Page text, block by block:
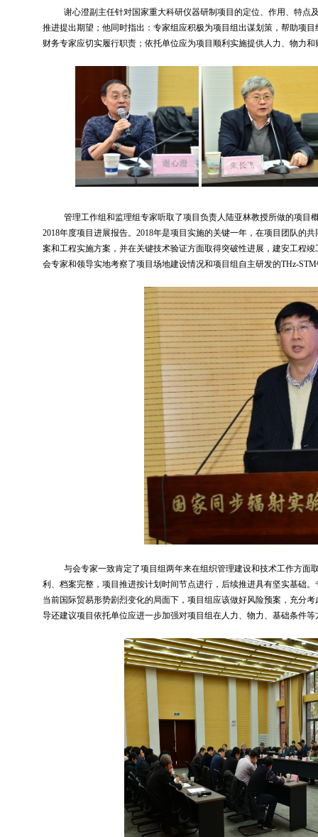
谢心澄副主任针对国家重大科研仪器研制项目的定位、作用、特点
推进提出期望；他同时指出：专家组应积极为项目组出谋划策，帮助项
财务专家应切实履行职责；依托单位应为项目顺利实施提供人力、物力和
管理工作组和监理组专家听取了项目负责人陆亚林教授所做的项目
2018年度项目进展报告。 2018年是项目实施的关键一年，在项目团队的
案和工程实施方案，并在关键技术验证方面取得突破性进展，建安工程
会专家和领导实地考察了项目场地建设情况和项目组自主研发的THz-STM
与会专家一致肯定了项目组两年来在组织管理建设和技术工作方面
利、档案完整，项目推进按计划时间节点进行，后续推进具有坚实基础
当前国际贸易形势剧烈变化的局面下，项目组应该做好风险预案，充分
导还建议项目依托单位应进一步加强对项目组在人力、物力、基础条件等